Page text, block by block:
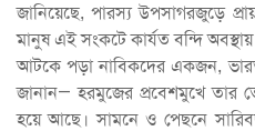
জানিয়েছে, পারস্য উপসাগরজুড়ে
মানুষ এই সংকটে কার্যত বন্দি
আটকে পড়া নাবিকদের একজন,
জানান— হরমুজের প্রবেশমুখে তার
হয়ে আছে। সামনে ও পেছনে